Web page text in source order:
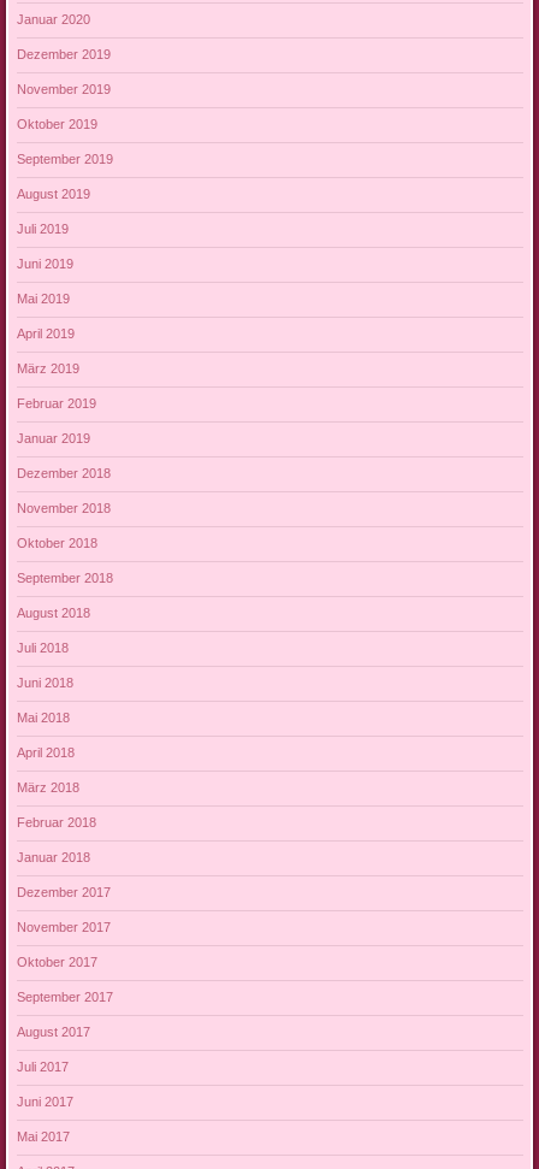
Januar 2020
Dezember 2019
November 2019
Oktober 2019
September 2019
August 2019
Juli 2019
Juni 2019
Mai 2019
April 2019
März 2019
Februar 2019
Januar 2019
Dezember 2018
November 2018
Oktober 2018
September 2018
August 2018
Juli 2018
Juni 2018
Mai 2018
April 2018
März 2018
Februar 2018
Januar 2018
Dezember 2017
November 2017
Oktober 2017
September 2017
August 2017
Juli 2017
Juni 2017
Mai 2017